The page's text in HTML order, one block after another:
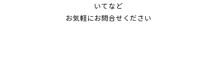
いてなど
お気軽にお問合せください